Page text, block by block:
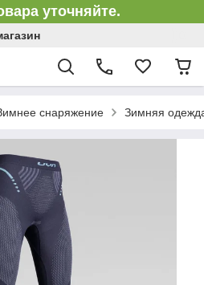
уточняйте.
снаряжение Зимняя